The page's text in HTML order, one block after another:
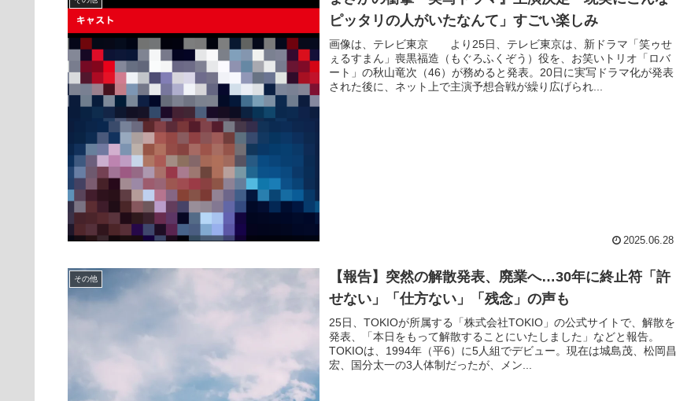
ピッタリの人がいたなんて」すごい楽しみ
画像は、テレビ東京 より25日、テレビ東京は、新ドラマ「笑ゥせ
ぇるすまん」喪黒福造（もぐろふくぞう）役を、お笑いトリオ「ロバ
ート」の秋山竜次（46）が務めると発表。20日に実写ドラマ化が発表
された後に、ネット上で主演予想合戦が繰り広げられ...
2025.06.28
その他
【報告】突然の解散発表、廃業へ…30年に終止符「許
せない」「仕方ない」「残念」の声も
25日、TOKIOが所属する「株式会社TOKIO」の公式サイトで、解散を
発表、「本日をもって解散することにいたしました」などと報告。
TOKIOは、1994年（平6）に5人組でデビュー。現在は城島茂、松岡昌
宏、国分太一の3人体制だったが、メン...